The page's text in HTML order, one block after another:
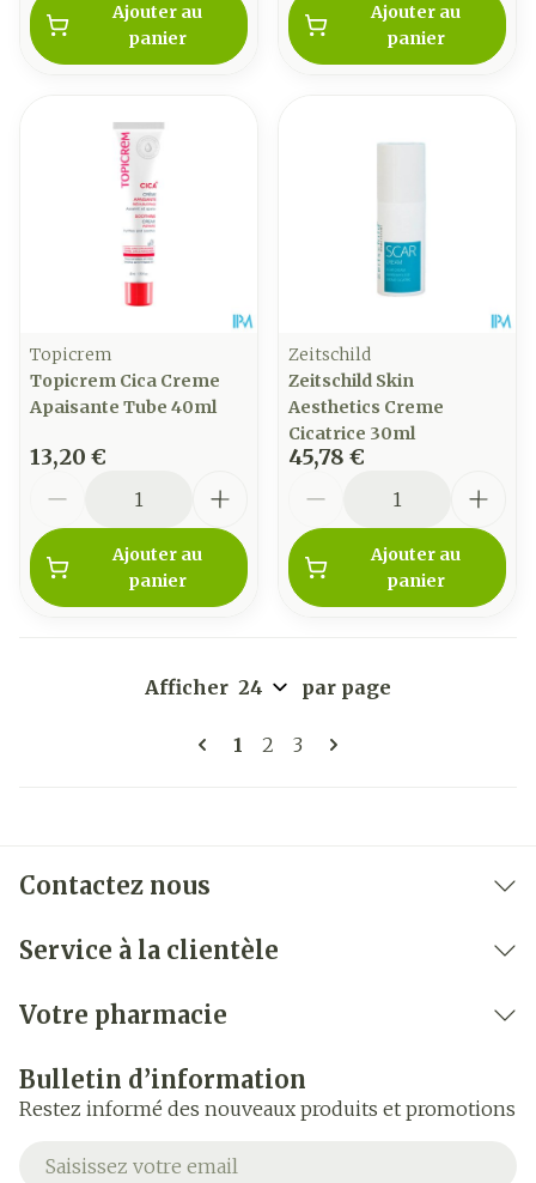
Ajouter au
panier
Ajouter au
panier
Topicrem
Topicrem Cica Creme
Apaisante Tube 40ml
13,20 €
Ajouter au
panier
Zeitschild
Zeitschild Skin
Aesthetics Creme
Cicatrice 30ml
45,78 €
Ajouter au
panier
Pages
Vous lisez actuellement la
1 Page
2 Page
3
Afficher par page
Contactez nous
Service à la clientèle
Votre pharmacie
Bulletin d’information
Restez informé des nouveaux produits et promotions
Adresse mail